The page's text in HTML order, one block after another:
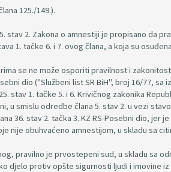
125./149.).
stav 2. Zakona o amnestiji je propisano da
1. tačke 6. i 7. ovog člana, a koja su
se ne može osporiti pravilnost i
dio ("Službeni list SR BiH", broj 16/77,
stav 1. tačke 5. i 6. Krivičnog zakonika
u smislu odredbe člana 5. stav 2. u vezi
36. stav 2. tačka 3. KZ RS-Posebni dio, jer
nije obuhvaćeno amnestijom, u skladu sa
pravilno je prvostepeni sud, u skladu sa
djelo protiv opšte sigurnosti ljudi i imovine iz